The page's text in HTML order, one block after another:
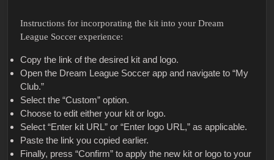
Instructions for incorporating the kit into your Dream
League Soccer experience:
Copy the link of the desired kit and logo.
Open the Dream League Soccer app and navigate to “My
Club.”
Select the “Custom” option.
Choose to edit either your kit or logo.
Select “Enter kit URL” or “Enter logo URL,” as applicable.
Paste the link you copied earlier.
Finally, press “Confirm” to apply the new kit or logo to your